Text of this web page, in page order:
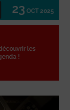
23 OCT 2025
les
!